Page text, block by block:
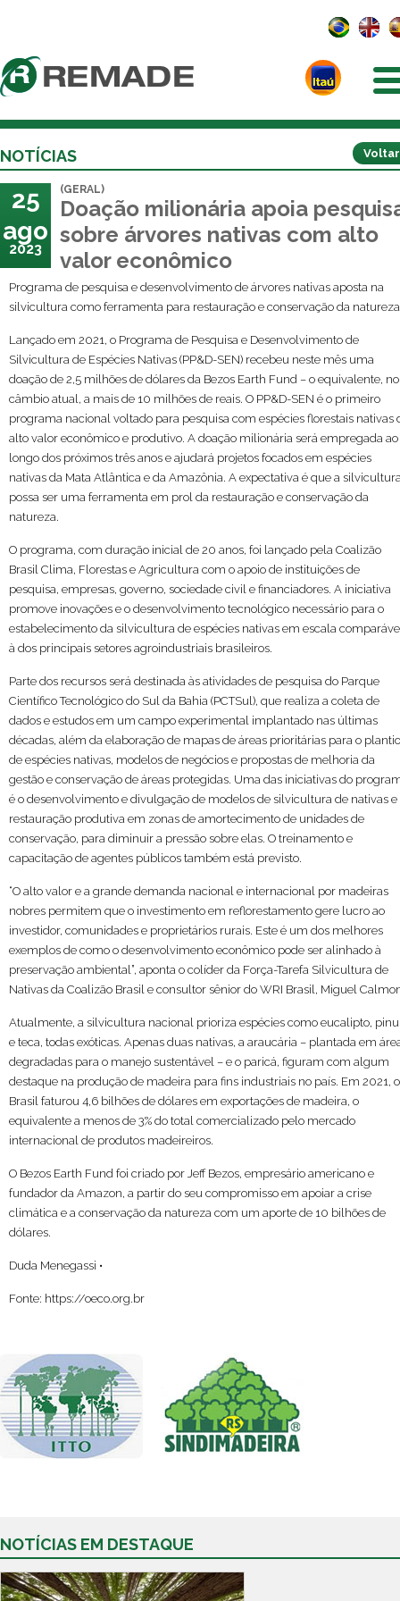
Voltar
NOTÍCIAS
25
ago
2023
(GERAL)
Doação milionária apoia
sobre árvores nativas com alto
valor econômico
Programa de pesquisa e desenvolvimento de árvores nativas aposta na
silvicultura como ferramenta para restauração e conservação da natureza
Lançado em 2021, o Programa de Pesquisa e Desenvolvimento de
Silvicultura de Espécies Nativas (PP&D-SEN) recebeu neste mês uma
doação de 2,5 milhões de dólares da Bezos Earth Fund – o equivalente, no
câmbio atual, a mais de 10 milhões de reais. O PP&D-SEN é o primeiro
programa nacional voltado para pesquisa com espécies florestais nativas
alto valor econômico e produtivo. A doação milionária será empregada ao
longo dos próximos três anos e ajudará projetos focados em espécies
nativas da Mata Atlântica e da Amazônia. A expectativa é que a
possa ser uma ferramenta em prol da restauração e conservação da
natureza.
O programa, com duração inicial de 20 anos, foi lançado pela Coalizão
Brasil Clima, Florestas e Agricultura com o apoio de instituições de
pesquisa, empresas, governo, sociedade civil e financiadores. A iniciativa
promove inovações e o desenvolvimento tecnológico necessário para o
estabelecimento da silvicultura de espécies nativas em escala
à dos principais setores agroindustriais brasileiros.
Parte dos recursos será destinada às atividades de pesquisa do Parque
Científico Tecnológico do Sul da Bahia (PCTSul), que realiza a coleta de
dados e estudos em um campo experimental implantado nas últimas
décadas, além da elaboração de mapas de áreas prioritárias para o plantio
de espécies nativas, modelos de negócios e propostas de melhoria da
gestão e conservação de áreas protegidas. Uma das iniciativas do
é o desenvolvimento e divulgação de modelos de silvicultura de nativas e
restauração produtiva em zonas de amortecimento de unidades de
conservação, para diminuir a pressão sobre elas. O treinamento e
capacitação de agentes públicos também está previsto.
“O alto valor e a grande demanda nacional e internacional por madeiras
nobres permitem que o investimento em reflorestamento gere lucro ao
investidor, comunidades e proprietários rurais. Este é um dos melhores
exemplos de como o desenvolvimento econômico pode ser alinhado à
preservação ambiental”, aponta o colíder da Força-Tarefa Silvicultura de
Nativas da Coalizão Brasil e consultor sênior do WRI Brasil, Miguel
Atualmente, a silvicultura nacional prioriza espécies como eucalipto,
e teca, todas exóticas. Apenas duas nativas, a araucária – plantada em
degradadas para o manejo sustentável – e o paricá, figuram com algum
destaque na produção de madeira para fins industriais no país. Em 2021, o
Brasil faturou 4,6 bilhões de dólares em exportações de madeira, o
equivalente a menos de 3% do total comercializado pelo mercado
internacional de produtos madeireiros.
O Bezos Earth Fund foi criado por Jeff Bezos, empresário americano e
fundador da Amazon, a partir do seu compromisso em apoiar a crise
climática e a conservação da natureza com um aporte de 10 bilhões de
dólares.
Duda Menegassi •
Fonte: https://oeco.org.br
NOTÍCIAS EM DESTAQUE